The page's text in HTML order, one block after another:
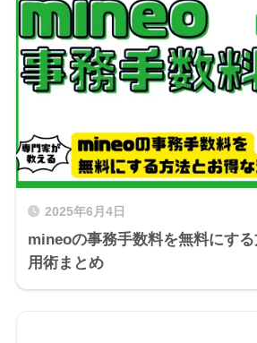
2025年6月4日
mineoの事務手数料を無料にす
用術まとめ